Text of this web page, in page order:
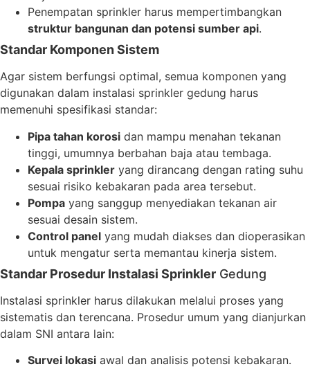
Penempatan sprinkler harus mempertimbangkan
struktur bangunan dan potensi sumber api.
Standar Komponen Sistem
Agar sistem berfungsi optimal, semua komponen yang
digunakan dalam instalasi sprinkler gedung harus
memenuhi spesifikasi standar:
Pipa tahan korosi dan mampu menahan tekanan
tinggi, umumnya berbahan baja atau tembaga.
Kepala sprinkler yang dirancang dengan rating suhu
sesuai risiko kebakaran pada area tersebut.
Pompa yang sanggup menyediakan tekanan air
sesuai desain sistem.
Control panel yang mudah diakses dan dioperasikan
untuk mengatur serta memantau kinerja sistem.
Standar Prosedur Instalasi Sprinkler Gedung
Instalasi sprinkler harus dilakukan melalui proses yang
sistematis dan terencana. Prosedur umum yang dianjurkan
dalam SNI antara lain:
Survei lokasi awal dan analisis potensi kebakaran.